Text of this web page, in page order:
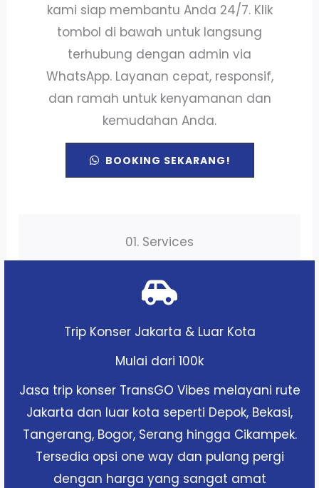
kami siap membantu Anda 24/7. Klik
tombol di bawah untuk langsung
terhubung dengan admin via
WhatsApp. Layanan cepat, responsif,
dan ramah untuk kenyamanan dan
kemudahan Anda.
BOOKING SEKARANG!
01. Services
Trip Konser Jakarta & Luar Kota
Mulai dari 100k
Jasa trip konser TransGO Vibes melayani rute
Jakarta dan luar kota seperti Depok, Bekasi,
Tangerang, Bogor, Serang hingga Cikampek.
Tersedia opsi one way dan pulang pergi
dengan harga yang sangat amat